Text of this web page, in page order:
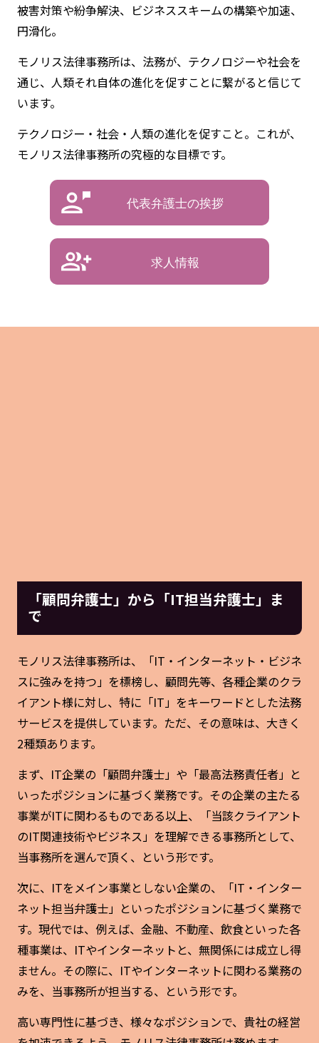
被害対策や紛争解決、ビジネススキームの構築や加速、
円滑化。
モノリス法律事務所は、法務が、テクノロジーや社会を
通じ、人類それ自体の進化を促すことに繋がると信じて
います。
テクノロジー・社会・人類の進化を促すこと。これが、
モノリス法律事務所の究極的な目標です。
代表弁護士の挨拶
求人情報
「顧問弁護士」から「IT担当弁護士」ま
で
モノリス法律事務所は、「IT・インターネット・ビジネ
スに強みを持つ」を標榜し、顧問先等、各種企業のクラ
イアント様に対し、特に「IT」をキーワードとした法務
サービスを提供しています。ただ、その意味は、大きく
2種類あります。
まず、IT企業の「顧問弁護士」や「最高法務責任者」と
いったポジションに基づく業務です。その企業の主たる
事業がITに関わるものである以上、「当該クライアント
のIT関連技術やビジネス」を理解できる事務所として、
当事務所を選んで頂く、という形です。
次に、ITをメイン事業としない企業の、「IT・インター
ネット担当弁護士」といったポジションに基づく業務で
す。現代では、例えば、金融、不動産、飲食といった各
種事業は、ITやインターネットと、無関係には成立し得
ません。その際に、ITやインターネットに関わる業務の
みを、当事務所が担当する、という形です。
高い専門性に基づき、様々なポジションで、貴社の経営